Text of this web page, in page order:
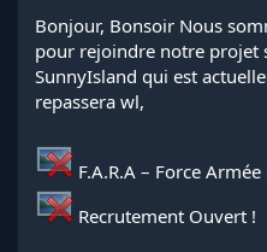
d
e
l
d
s
c
u
s
t
Bonjour, Bonsoir Nous
pour rejoindre notre projet
SunnyIsland qui est
repassera wl,
F.A.R.A – Force
Recrutement Ouvert !